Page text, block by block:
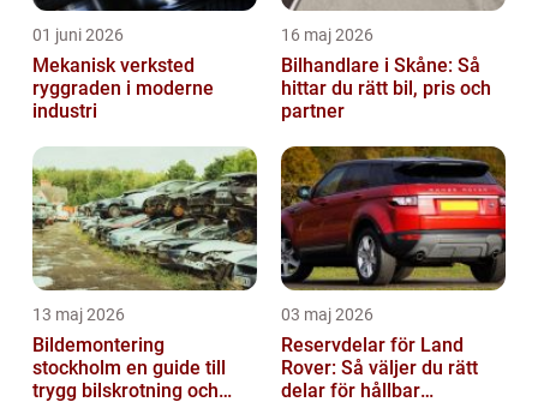
01 juni 2026
Mekanisk verksted
ryggraden i moderne
industri
16 maj 2026
Bilhandlare i Skåne: Så
hittar du rätt bil, pris och
partner
13 maj 2026
Bildemontering
stockholm en guide till
trygg bilskrotning och
03 maj 2026
Reservdelar för Land
Rover: Så väljer du rätt
delar för hållbar